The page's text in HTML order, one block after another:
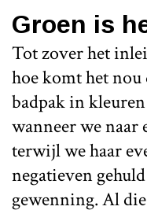
Groen is
Tot zover het
hoe komt het
badpak in
wanneer we
terwijl we haar
negatieven
gewenning. Al